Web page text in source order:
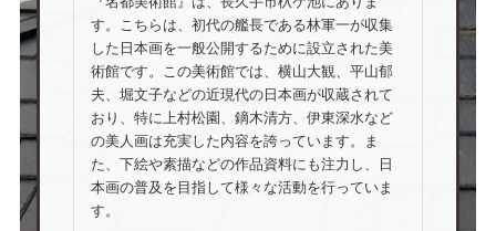
す。こちらは、初代の艦長である林軍一が収集
した日本画を一般公開するために設立された美
術館です。この美術館では、横山大観、平山郁
夫、堀文子などの近現代の日本画が収蔵されて
おり、特に上村松園、鏑木清方、伊東深水など
の美人画は充実した内容を誇っています。ま
た、下絵や素描などの作品資料にも注力し、日
本画の普及を目指して様々な活動を行っていま
す。